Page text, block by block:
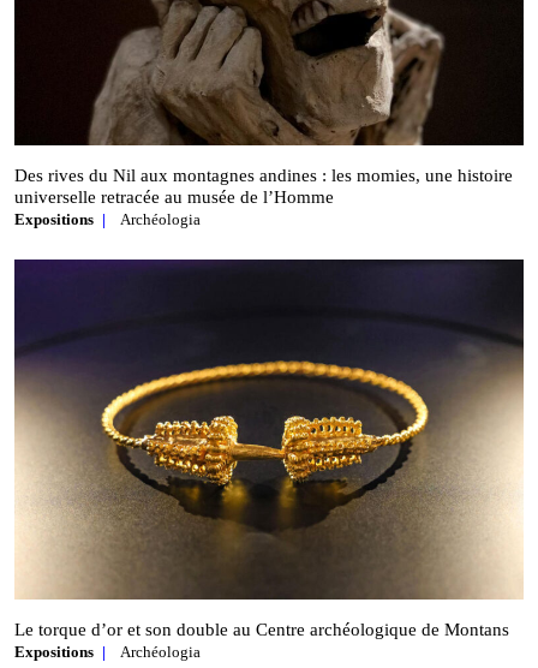
Des rives du Nil aux montagnes andines : les momies, une histoire
universelle retracée au musée de l’Homme
Expositions Archéologia
Le torque d’or et son double au Centre archéologique de Montans
Expositions Archéologia